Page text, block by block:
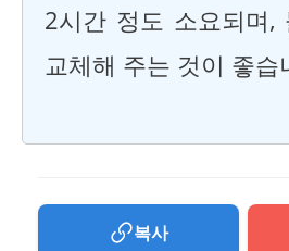
2시간 정도 소요되며,
교체해 주는 것이 좋습
복사